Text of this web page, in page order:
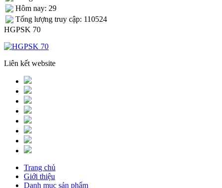
Hôm nay: 29
Tống lượng truy cập: 110524
HGPSK 70
Liên kết website
Trang chủ
Giới thiệu
Danh mục sản phẩm